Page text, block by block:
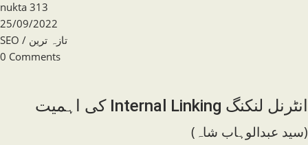
Post
author:
nukta 313
Post
published:
25/09/2022
Post
category:
SEO / تازہ ترین
Post
0 Comments
انٹرنل لنکنگ Internal Linking کی اہمیت
(سید عبدالوہاب شاہ)